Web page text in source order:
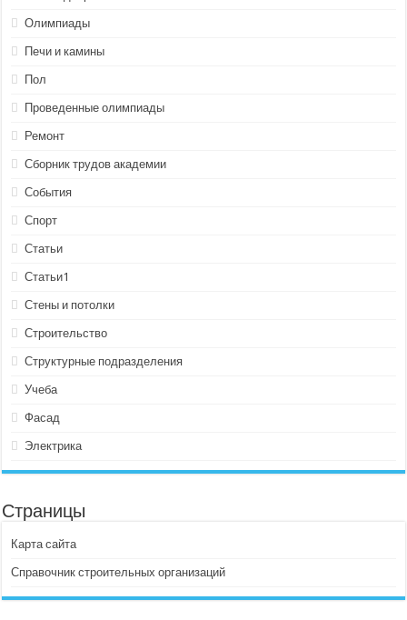
Олимпиады
Печи и камины
Пол
Проведенные олимпиады
Ремонт
Сборник трудов академии
События
Спорт
Статьи
Статьи1
Стены и потолки
Строительство
Структурные подразделения
Учеба
Фасад
Электрика
Страницы
Карта сайта
Справочник строительных организаций